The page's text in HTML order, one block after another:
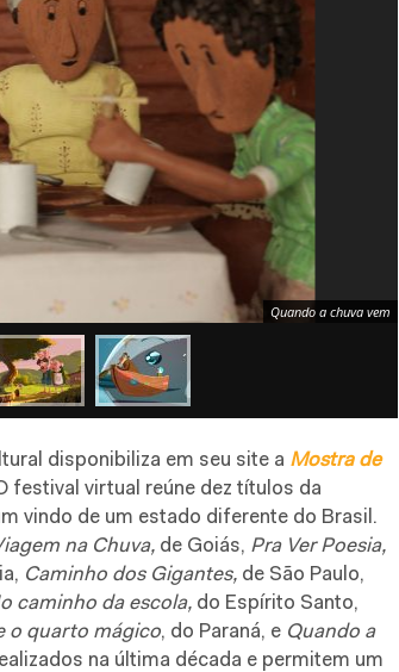
Quando a chuva vem
disponibiliza em seu site a Mostra de
festival virtual reúne dez títulos da
vindo de um estado diferente do Brasil.
na Chuva, de Goiás, Pra Ver Poesia,
Caminho dos Gigantes, de São Paulo,
caminho da escola, do Espírito Santo,
o quarto mágico, do Paraná, e Quando a
na última década e permitem um